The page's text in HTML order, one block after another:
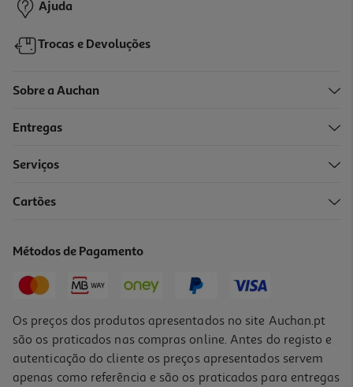
Ajuda
Trocas e Devoluções
Sobre a Auchan
Entregas
Serviços
Cartões
Métodos de Pagamento
Os preços dos produtos apresentados no site Auchan.pt
são os praticados nas compras online. Antes do registo e
autenticação do cliente os preços apresentados servem
apenas como referência e são os praticados para entregas